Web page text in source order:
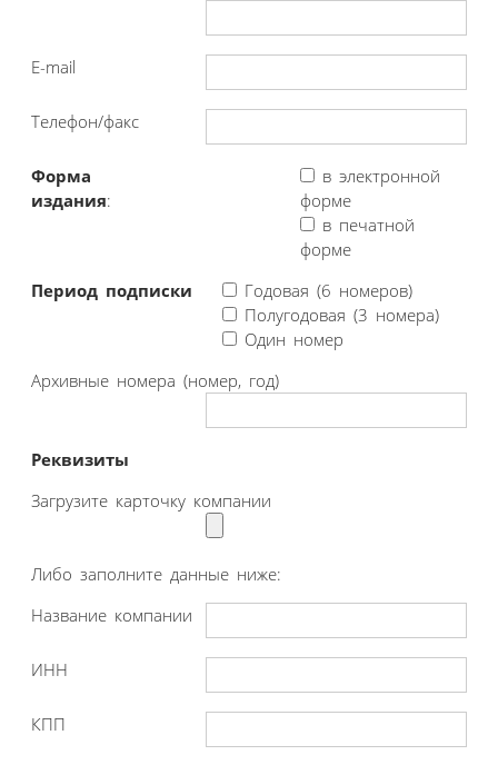
E-mail
Телефон/факс
Форма
издания:
в электронной
форме
в печатной
форме
Период подписки
Годовая (6 номеров)
Полугодовая (3 номера)
Один номер
Архивные номера (номер, год)
Реквизиты
Загрузите карточку компании
Либо заполните данные ниже:
Название компании
ИНН
КПП